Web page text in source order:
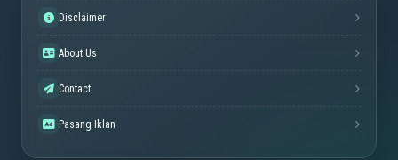
Disclaimer
About Us
Contact
Pasang Iklan